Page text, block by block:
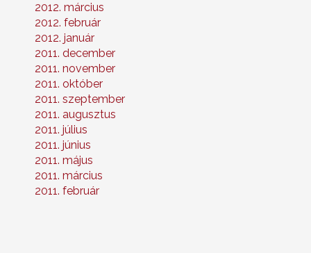
2012. március
2012. február
2012. január
2011. december
2011. november
2011. október
2011. szeptember
2011. augusztus
2011. július
2011. június
2011. május
2011. március
2011. február